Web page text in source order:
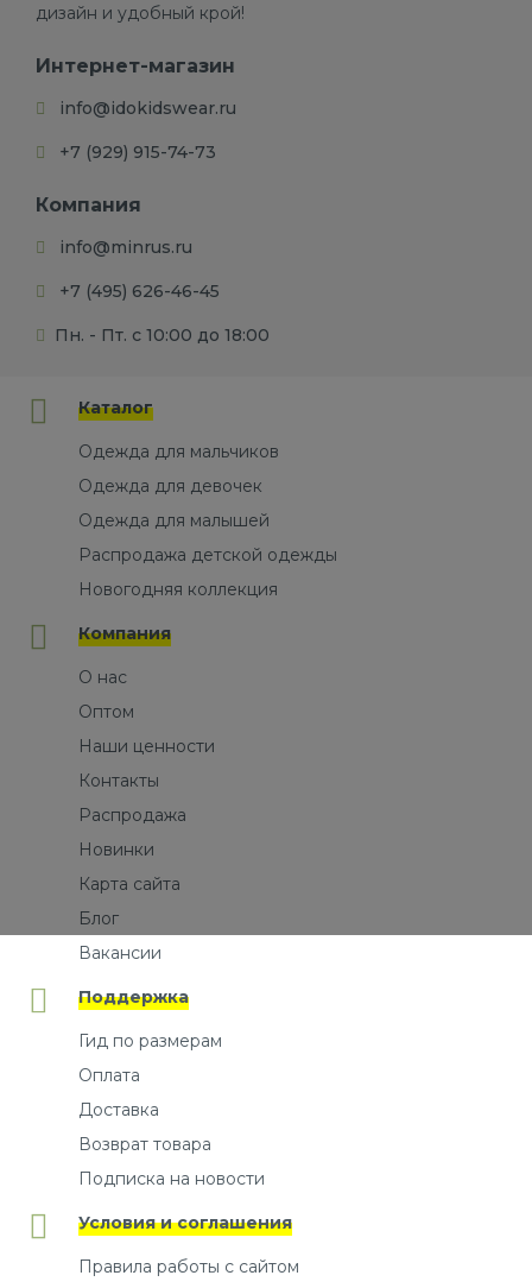
дизайн и удобный крой!
Интернет-магазин
info@idokidswear.ru
+7 (929) 915-74-73
Компания
info@minrus.ru
+7 (495) 626-46-45
Пн. - Пт. с 10:00 до 18:00
Каталог
Одежда для мальчиков
Одежда для девочек
Одежда для малышей
Распродажа детской одежды
Новогодняя коллекция
Компания
О нас
Оптом
Наши ценности
Контакты
Распродажа
Новинки
Карта сайта
Блог
Вакансии
Поддержка
Гид по размерам
Оплата
Доставка
Возврат товара
Подписка на новости
Условия и соглашения
Правила работы с сайтом